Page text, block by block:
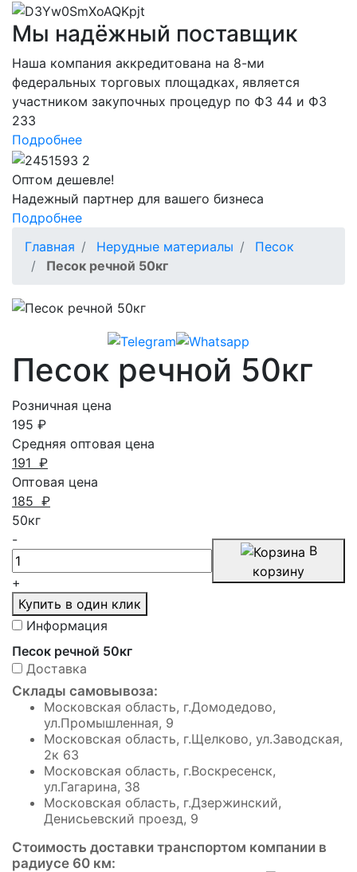
Мы надёжный поставщик
Наша компания аккредитована на 8-ми
федеральных торговых площадках, является
участником закупочных процедур по ФЗ 44 и ФЗ
233
Подробнее
Оптом дешевле!
Надежный партнер для вашего бизнеса
Подробнее
Главная
Нерудные материалы
Песок
Песок речной 50кг
Песок речной 50кг
Розничная цена
195 ₽
Средняя оптовая цена
191 ₽
Оптовая цена
185 ₽
50кг
-
+
В
корзину
Купить в один клик
Информация
Песок речной 50кг
Доставка
Склады самовывоза:
Московская область, г.Домодедово,
ул.Промышленная, 9
Московская область, г.Щелково, ул.Заводская,
2к 63
Московская область, г.Воскресенск,
ул.Гагарина, 38
Московская область, г.Дзержинский,
Денисьевский проезд, 9
Стоимость доставки транспортом компании в
радиусе 60 км: